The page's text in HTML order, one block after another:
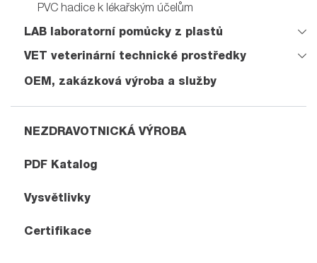
PVC hadice k lékařským účelům
LAB laboratorní pomůcky z plastů
VET veterinární technické prostředky
OEM, zakázková výroba a služby
NEZDRAVOTNICKÁ VÝROBA
PDF Katalog
Vysvětlivky
Certifikace